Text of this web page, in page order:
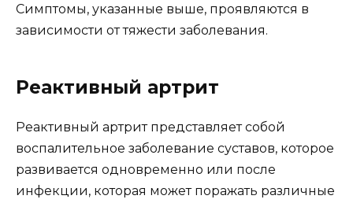
Симптомы, указанные выше, проявляются в
зависимости от тяжести заболевания.
Реактивный артрит
Реактивный артрит представляет собой
воспалительное заболевание суставов, которое
развивается одновременно или после
инфекции, которая может поражать различные